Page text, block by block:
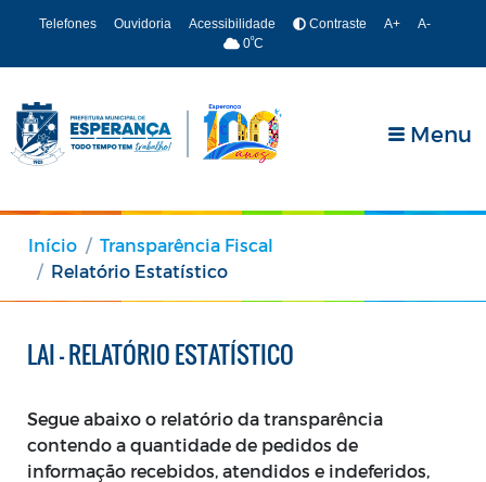
Telefones Ouvidoria Acessibilidade Contraste A+
A-
0ºC
Menu
Início
Transparência Fiscal
Relatório Estatístico
LAI - RELATÓRIO ESTATÍSTICO
Segue abaixo o relatório da transparência
contendo a quantidade de pedidos de
informação recebidos, atendidos e indeferidos,